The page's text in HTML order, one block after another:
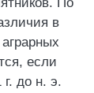
в
если
г. до н. э.